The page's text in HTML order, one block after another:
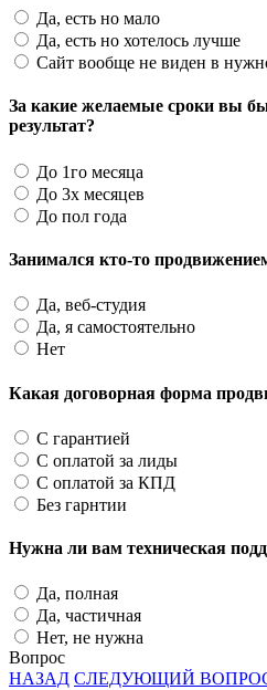
Да, есть но мало
Да, есть но хотелось лучше
Сайт вообще не виден в
За какие желаемые сроки вы
результат?
До 1го месяца
До 3х месяцев
До пол года
Занимался кто-то
Да, веб-студия
Да, я самостоятельно
Нет
Какая договорная форма
С гарантией
С оплатой за лиды
С оплатой за КПД
Без гарнтии
Нужна ли вам техническая
Да, полная
Да, частичная
Нет, не нужна
Вопрос
НАЗАД СЛЕДУЮЩИЙ